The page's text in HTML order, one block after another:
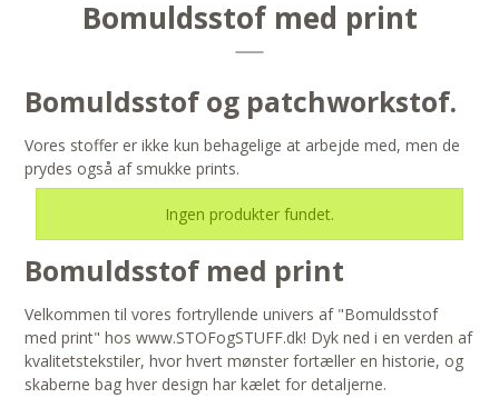
Bomuldsstof med print
Bomuldsstof og patchworkstof.
Vores stoffer er ikke kun behagelige at arbejde med, men de
prydes også af smukke prints.
Ingen produkter fundet.
Bomuldsstof med print
Velkommen til vores fortryllende univers af "Bomuldsstof
med print" hos www.STOFogSTUFF.dk! Dyk ned i en verden af
kvalitetstekstiler, hvor hvert mønster fortæller en historie, og
skaberne bag hver design har kælet for detaljerne.